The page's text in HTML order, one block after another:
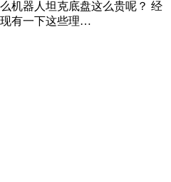
机器人坦克底盘这么贵呢？ 经
有一下这些理…